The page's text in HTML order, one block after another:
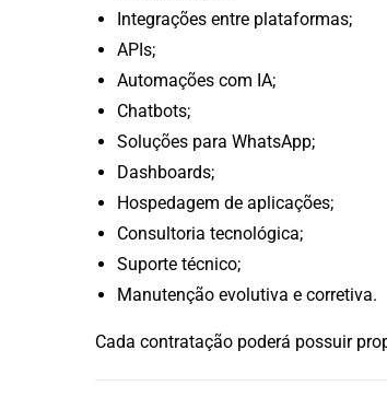
Integrações entre plataformas;
APIs;
Automações com IA;
Chatbots;
Soluções para WhatsApp;
Dashboards;
Hospedagem de aplicações;
Consultoria tecnológica;
Suporte técnico;
Manutenção evolutiva e corretiva.
Cada contratação poderá possuir